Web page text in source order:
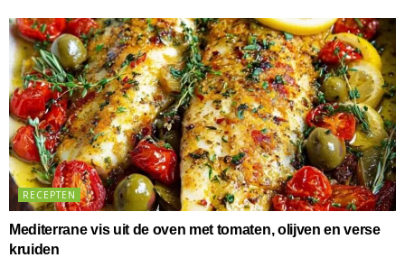
RECEPTEN
Mediterrane vis uit de oven met tomaten, olijven en verse
kruiden